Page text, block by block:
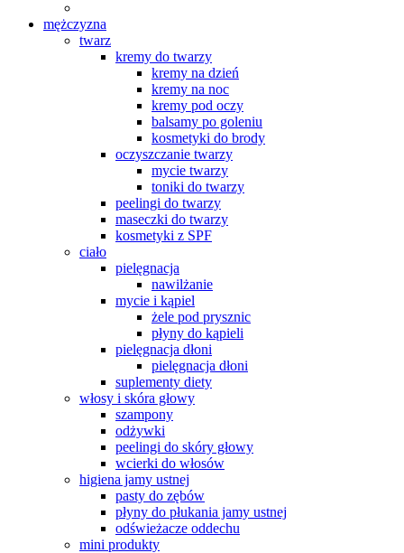
mężczyzna
twarz
kremy do twarzy
kremy na dzień
kremy na noc
kremy pod oczy
balsamy po goleniu
kosmetyki do brody
oczyszczanie twarzy
mycie twarzy
toniki do twarzy
peelingi do twarzy
maseczki do twarzy
kosmetyki z SPF
ciało
pielęgnacja
nawilżanie
mycie i kąpiel
żele pod prysznic
płyny do kąpieli
pielęgnacja dłoni
pielęgnacja dłoni
suplementy diety
włosy i skóra głowy
szampony
odżywki
peelingi do skóry głowy
wcierki do włosów
higiena jamy ustnej
pasty do zębów
płyny do płukania jamy ustnej
odświeżacze oddechu
mini produkty